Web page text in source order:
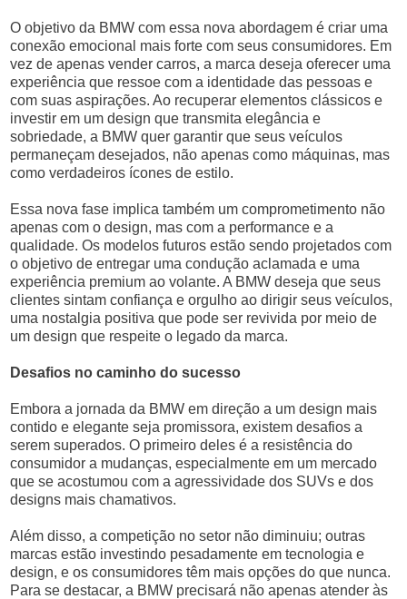
O objetivo da BMW com essa nova abordagem é criar uma
conexão emocional mais forte com seus consumidores. Em
vez de apenas vender carros, a marca deseja oferecer uma
experiência que ressoe com a identidade das pessoas e
com suas aspirações. Ao recuperar elementos clássicos e
investir em um design que transmita elegância e
sobriedade, a BMW quer garantir que seus veículos
permaneçam desejados, não apenas como máquinas, mas
como verdadeiros ícones de estilo.
Essa nova fase implica também um comprometimento não
apenas com o design, mas com a performance e a
qualidade. Os modelos futuros estão sendo projetados com
o objetivo de entregar uma condução aclamada e uma
experiência premium ao volante. A BMW deseja que seus
clientes sintam confiança e orgulho ao dirigir seus veículos,
uma nostalgia positiva que pode ser revivida por meio de
um design que respeite o legado da marca.
Desafios no caminho do sucesso
Embora a jornada da BMW em direção a um design mais
contido e elegante seja promissora, existem desafios a
serem superados. O primeiro deles é a resistência do
consumidor a mudanças, especialmente em um mercado
que se acostumou com a agressividade dos SUVs e dos
designs mais chamativos.
Além disso, a competição no setor não diminuiu; outras
marcas estão investindo pesadamente em tecnologia e
design, e os consumidores têm mais opções do que nunca.
Para se destacar, a BMW precisará não apenas atender às